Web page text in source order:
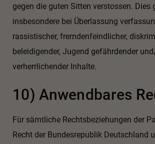
gegen die guten Sitten verstossen. Dies
insbesondere bei Überlassung
rassistischer, fremdenfeindlicher,
beleidigender, Jugend gefährdender
verherrlichender Inhalte.
10) Anwendbares
Für sämtliche Rechtsbeziehungen der
Recht der Bundesrepublik Deutschland